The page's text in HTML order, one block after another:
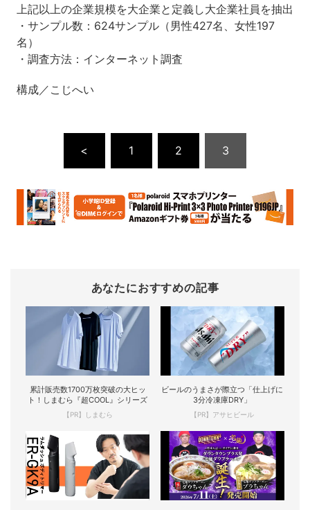
上記以上の企業規模を大企業と定義し大企業社員を抽出
・サンプル数：624サンプル（男性427名、女性197
名）
・調査方法：インターネット調査
構成／こじへい
< 1 2 3
あなたにおすすめの記事
累計販売数1700万枚突破の大ヒッ
ト！しまむら『超COOL』シリーズ
【PR】しまむら
ビールのうまさが際立つ「仕上げに
3分冷凍庫DRY」
【PR】アサヒビール